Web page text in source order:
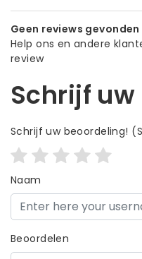
Geen reviews gevonden
Help ons en andere
review
Schrijf
Schrijf uw beoordeling!
Naam
Beoordelen